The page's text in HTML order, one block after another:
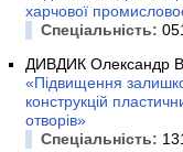
харчової
Спеціальність:
ДИВДИК Олександр
«Підвищення
конструкцій
отворів»
Спеціальність: